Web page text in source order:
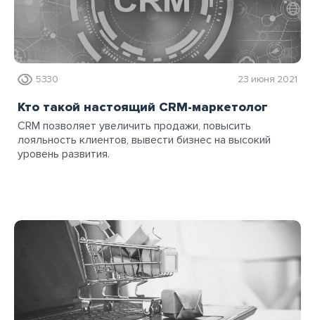
5330 23 июня 2021
Кто такой настоящий CRM-маркетолог
CRM позволяет увеличить продажи, повысить
лояльность клиентов, вывести бизнес на высокий
уровень развития.